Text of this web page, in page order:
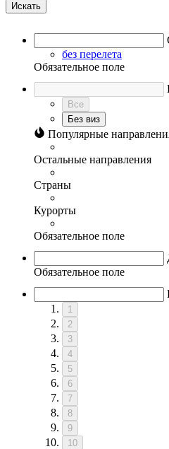
Искать
без перелета
Обязательное поле
Все
Без виз
Популярные
Остальные направления
Страны
Курорты
Обязательное поле
Обязательное поле
1
2
3
4
5
6
7
8
9
10